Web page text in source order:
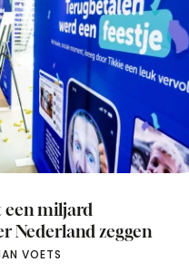
een miljard
Nederland zeggen
VOETS